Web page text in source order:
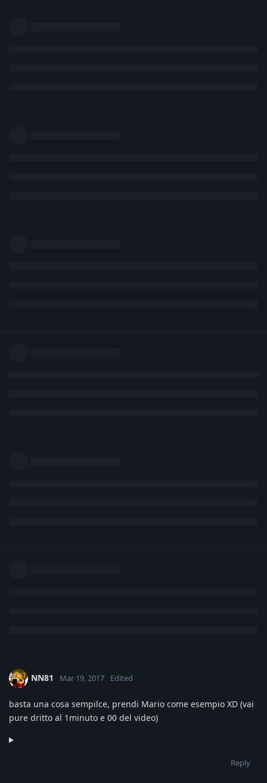
NN81 Mar 19, 2017 Edited
basta una cosa sempilce, prendi Mario come esempio XD (vai
pure dritto al 1minuto e 00 del video)
Reply